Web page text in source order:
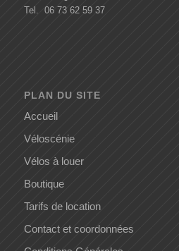
Tel. 06 73 62 59 37
PLAN DU SITE
Accueil
Véloscénie
Vélos à louer
Boutique
Tarifs de location
Contact et coordonnées